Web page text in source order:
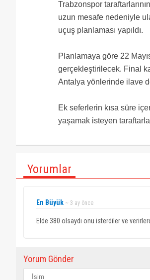
Trabzonspor
uzun mesafe nedeniyle
uçuş planlaması yapıldı.
Planlamaya göre 22
gerçekleştirilecek. Final
Antalya yönlerinde ilave
Ek seferlerin kısa süre
yaşamak isteyen
Yorumlar
En Büyük ~ 3 ay önce
Elde 380 olsaydı onu isterdiler ve
Yorum Gönder